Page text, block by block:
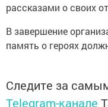
рассказами о своих
В завершение
память о героях
Следите за
Telegram-канале